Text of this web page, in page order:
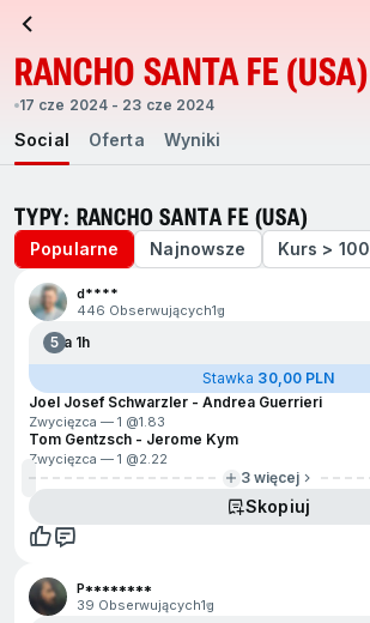
RANCHO SANTA FE (USA)
17 cze 2024 - 23 cze 2024
Social Oferta Wyniki
TYPY: RANCHO SANTA FE (USA)
Popularne Najnowsze Kurs > 100
d****
446 Obserwujących1g
5Za 1h
Stawka 30,00 PLN
Joel Josef Schwarzler - Andrea Guerrieri
Zwycięzca — 1 @1.83
Tom Gentzsch - Jerome Kym
Zwycięzca — 1 @2.22
3 więcej
Skopiuj
P********
39 Obserwujących1g